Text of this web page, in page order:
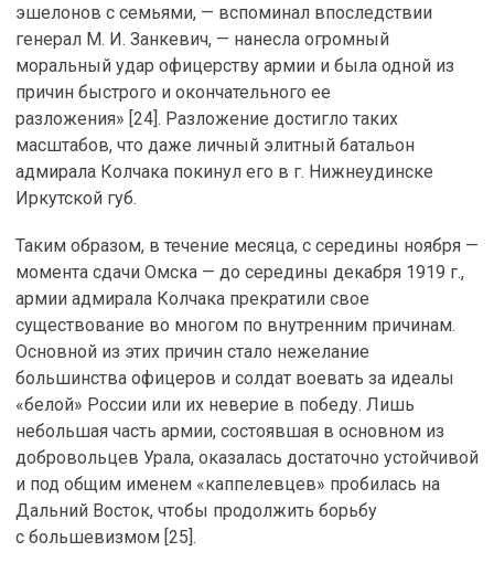
эшелонов с семьями, — вспоминал впоследствии
генерал М. И. Занкевич, — нанесла огромный
моральный удар офицерству армии и была одной из
причин быстрого и окончательного ее
разложения» [24]. Разложение достигло таких
масштабов, что даже личный элитный батальон
адмирала Колчака покинул его в г. Нижнеудинске
Иркутской губ.
Таким образом, в течение месяца, с середины ноября —
момента сдачи Омска — до середины декабря 1919 г.,
армии адмирала Колчака прекратили свое
существование во многом по внутренним причинам.
Основной из этих причин стало нежелание
большинства офицеров и солдат воевать за идеалы
«белой» России или их неверие в победу. Лишь
небольшая часть армии, состоявшая в основном из
добровольцев Урала, оказалась достаточно устойчивой
и под общим именем «каппелевцев» пробилась на
Дальний Восток, чтобы продолжить борьбу
с большевизмом [25].